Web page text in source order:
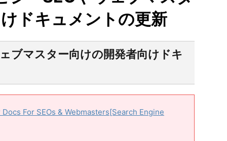
ドキュメントの更新
ブマスター向けの開発者向けドキ
For SEOs & Webmasters[Search Engine